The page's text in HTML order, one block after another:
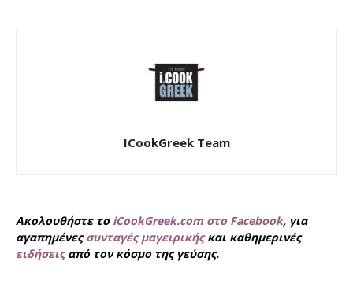
ICookGreek Team
Ακολουθήστε το iCookGreek.com στο Facebook, για
αγαπημένεςσυνταγές μαγειρικήςκαι καθημερινές
ειδήσειςαπό τον κόσμο της γεύσης.